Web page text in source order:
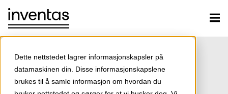
Dette nettstedet lagrer informasjonskapsler på
datamaskinen din. Disse informasjonskapslene
brukes til å samle informasjon om hvordan du